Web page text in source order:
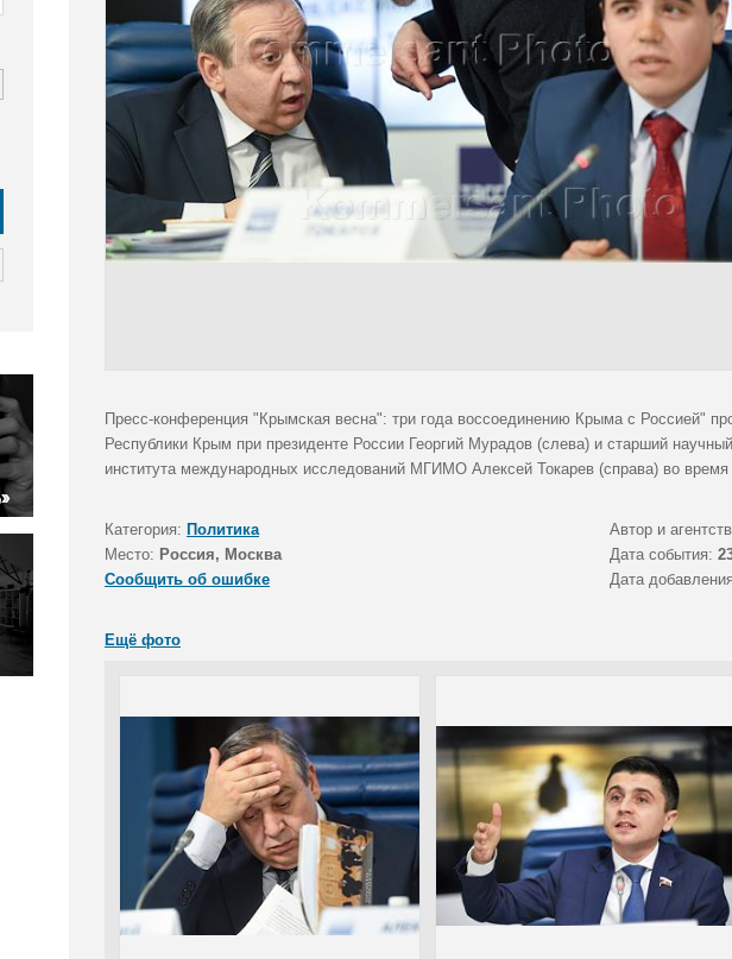
Пресс-конференция "Крымская весна": три года воссоединению Крыма с Россией"
Республики Крым при президенте России Георгий Мурадов (слева) и старший
института международных исследований МГИМО Алексей Токарев (справа) во время
Категория: Политика Автор и
Место: Россия, Москва Дата события:
Сообщить об ошибке
Дата
Ещё фото